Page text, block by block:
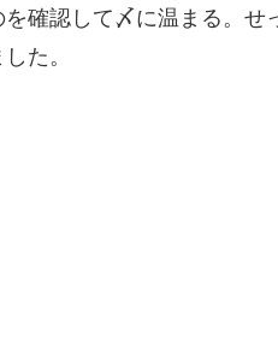
確認して〆に温まる。せ
た。